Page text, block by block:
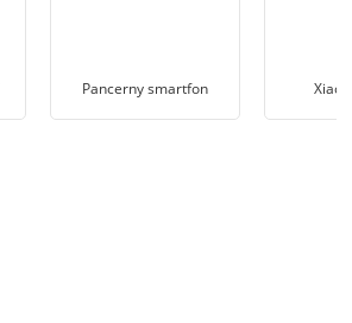
Pancerny smartfon